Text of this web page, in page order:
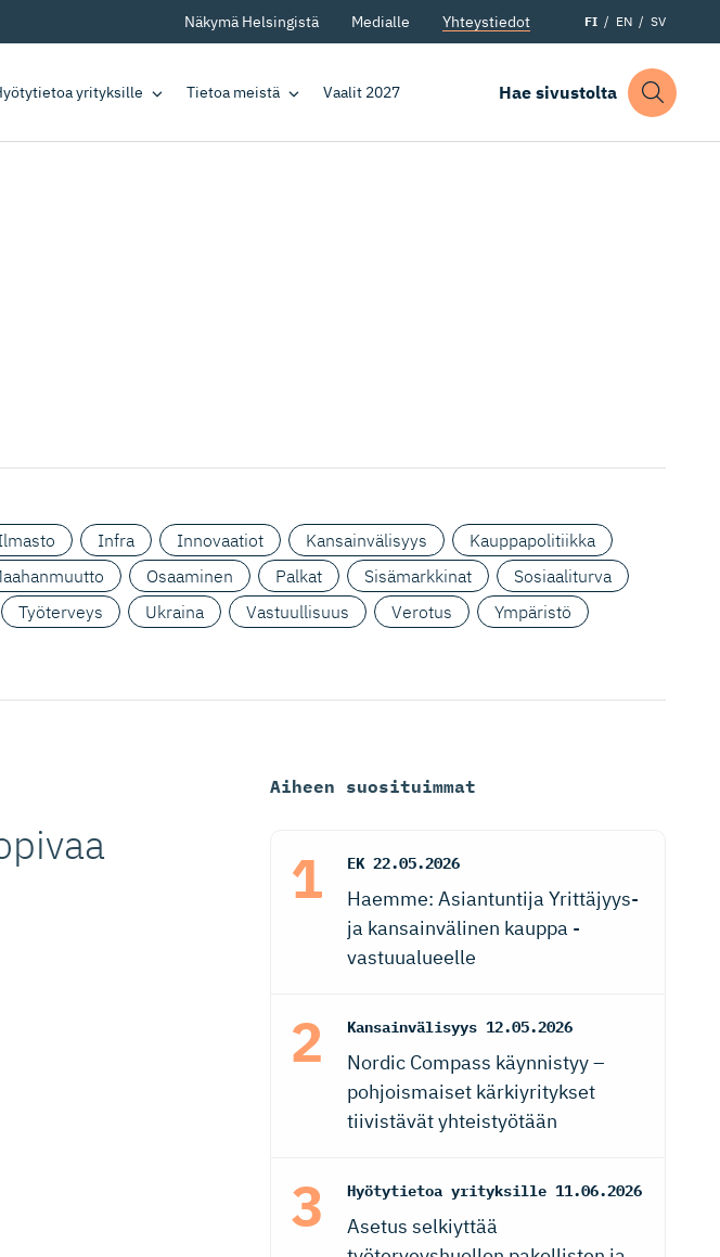
Näkymä Helsingistä Medialle Yhteystiedot FI EN SV
yrityksille Tietoa meistä Vaalit 2027 Hae sivustolta
Infra Innovaatiot Kansainvälisyys
Kauppapolitiikka
Osaaminen Palkat Sisämarkkinat
Sosiaaliturva
Työterveys Ukraina Vastuullisuus Verotus
Ympäristö
Aiheen suosituimmat
EK 22.05.2026
Haemme: Asiantuntija Yrittäjyys-
ja kansainvälinen kauppa -
vastuualueelle
Kansainvälisyys 12.05.2026
Nordic Compass käynnistyy –
pohjoismaiset kärkiyritykset
tiivistävät yhteistyötään
Hyötytietoa yrityksille 11.06.2026
Asetus selkiyttää